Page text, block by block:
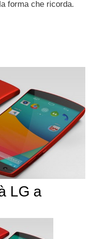
forma che ricorda.
LG a